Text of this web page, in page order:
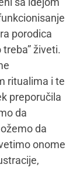
imaju
u skladu
različite
disbalans,
to mogu
što nam
i zaista
kako u